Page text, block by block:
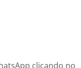
clicando no